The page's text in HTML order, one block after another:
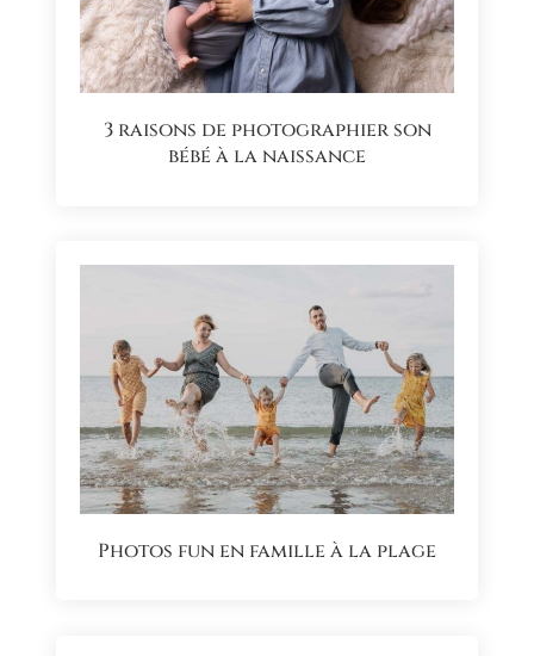
3 raisons de photographier son
bébé à la naissance
Photos fun en famille à la plage